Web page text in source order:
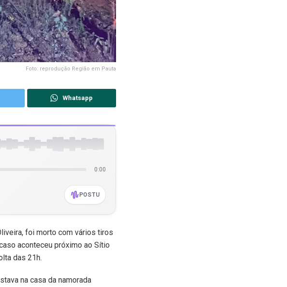
Foto: reprodução Região em Pauta
Whatsapp
0:00
POSTU
foi morto com vários tiros
aconteceu próximo ao Sítio
das 21h.
na casa da namorada